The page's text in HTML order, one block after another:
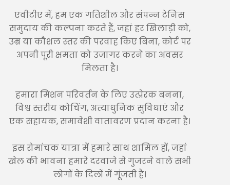
एवीटीए में, हम एक गतिशील और संपन्न टेनिस
समुदाय की कल्पना करते हैं, जहां हर खिलाड़ी को,
उम्र या कौशल स्तर की परवाह किए बिना, कोर्ट पर
अपनी पूरी क्षमता को उजागर करने का अवसर
मिलता है।
हमारा मिशन परिवर्तन के लिए उत्प्रेरक बनना,
विश्व स्तरीय कोचिंग, अत्याधुनिक सुविधाएं और
एक सहायक, समावेशी वातावरण प्रदान करना है।
इस रोमांचक यात्रा में हमारे साथ शामिल हों, जहां
खेल की भावना हमारे दरवाजे से गुजरने वाले सभी
लोगों के दिलों में गूंजती है।